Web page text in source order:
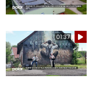
01:37